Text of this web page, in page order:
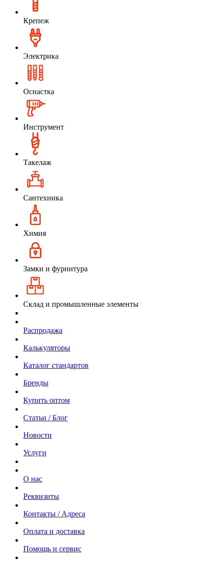
Крепеж
Электрика
Оснастка
Инструмент
Такелаж
Сантехника
Химия
Замки и фурнитура
Склад и промышленные элементы
Распродажа
Калькуляторы
Каталог стандартов
Бренды
Купить оптом
Статьи / Блог
Новости
Услуги
О нас
Реквизиты
Контакты / Адреса
Оплата и доставка
Помощь и сервис